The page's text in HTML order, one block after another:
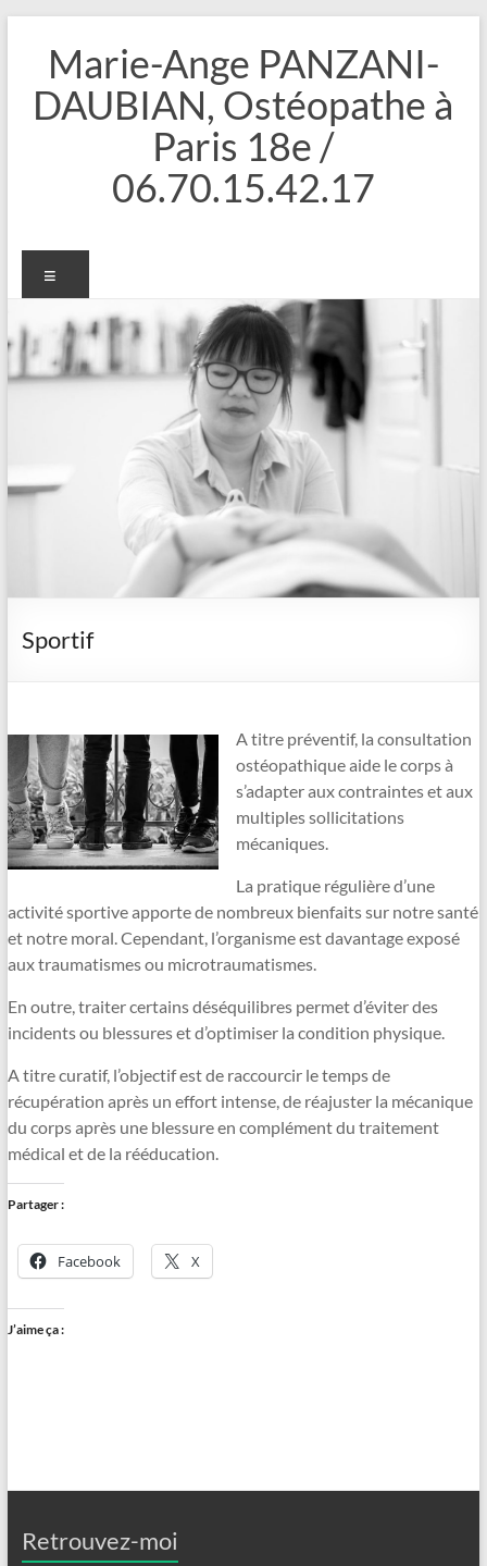
contenuMarie-Ange PANZANI-
DAUBIAN, Ostéopathe à
Paris 18e /
06.70.15.42.17
Sportif
A titre préventif, la consultation
ostéopathique aide le corps à
s’adapter aux contraintes et aux
multiples sollicitations
mécaniques.
La pratique régulière d’une
activité sportive apporte de nombreux bienfaits sur notre santé
et notre moral. Cependant, l’organisme est davantage exposé
aux traumatismes ou microtraumatismes.
En outre, traiter certains déséquilibres permet d’éviter des
incidents ou blessures et d’optimiser la condition physique.
A titre curatif, l’objectif est de raccourcir le temps de
récupération après un effort intense, de réajuster la mécanique
du corps après une blessure en complément du traitement
médical et de la rééducation.
Partager :
Facebook X
J’aime ça :
Retrouvez-moi